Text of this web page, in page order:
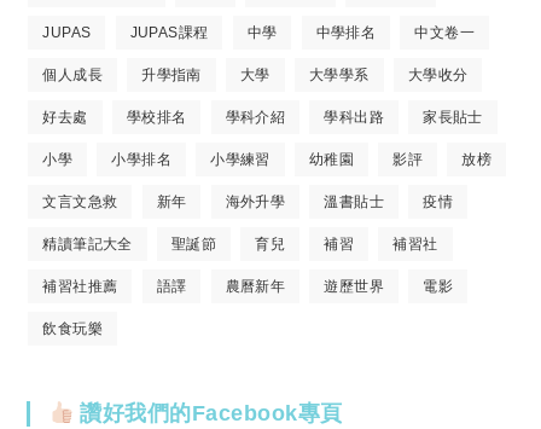
JUPAS JUPAS課程 中學 中學排名 中文卷一
個人成長 升學指南 大學 大學學系 大學收分
好去處 學校排名 學科介紹 學科出路 家長貼士
小學 小學排名 小學練習 幼稚園 影評 放榜
文言文急救 新年 海外升學 溫書貼士 疫情
精讀筆記大全 聖誕節 育兒 補習 補習社
補習社推薦 語譯 農曆新年 遊歷世界 電影
飲食玩樂
讚好我們的Facebook專頁